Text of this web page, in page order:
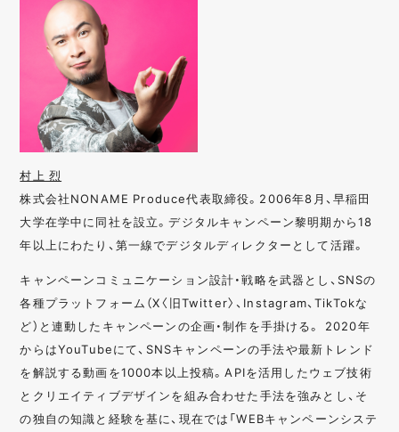
村上 烈
株式会社NONAME Produce代表取締役。2006年8月、早稲田
大学在学中に同社を設立。デジタルキャンペーン黎明期から18
年以上にわたり、第一線でデジタルディレクターとして活躍。
キャンペーンコミュニケーション設計・戦略を武器とし、SNSの
各種プラットフォーム（X〈旧Twitter〉、Instagram、TikTokな
ど）と連動したキャンペーンの企画・制作を手掛ける。 2020年
からはYouTubeにて、SNSキャンペーンの手法や最新トレンド
を解説する動画を1000本以上投稿。APIを活用したウェブ技術
とクリエイティブデザインを組み合わせた手法を強みとし、そ
の独自の知識と経験を基に、現在では「WEBキャンペーンシステ